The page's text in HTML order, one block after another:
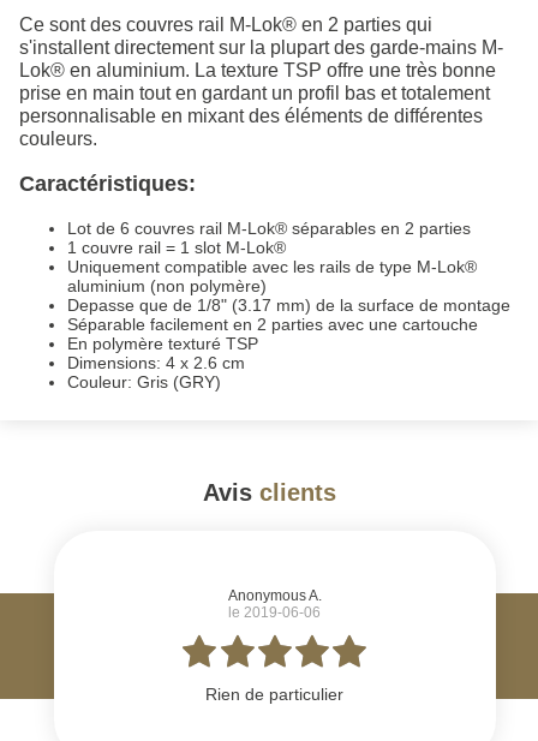
Ce sont des couvres rail M-Lok® en 2 parties qui
s'installent directement sur la plupart des garde-mains M-
Lok® en aluminium. La texture TSP offre une très bonne
prise en main tout en gardant un profil bas et totalement
personnalisable en mixant des éléments de différentes
couleurs.
Caractéristiques:
Lot de 6 couvres rail M-Lok® séparables en 2 parties
1 couvre rail = 1 slot M-Lok®
Uniquement compatible avec les rails de type M-Lok®
aluminium (non polymère)
Depasse que de 1/8" (3.17 mm) de la surface de montage
Séparable facilement en 2 parties avec une cartouche
En polymère texturé TSP
Dimensions: 4 x 2.6 cm
Couleur: Gris (GRY)
Avis clients
Anonymous A.
le 2019-06-06
Rien de particulier